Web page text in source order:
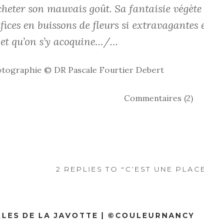
son mauvais goût. Sa fantaisie végète
en buissons de fleurs si extravagantes
qu’on s’y acoquine…/…
© DR Pascale Fourtier Debert
Commentaires (2)
2 REPLIES TO “C’EST UNE
DE LA JAVOTTE | ©COULEURNANCY